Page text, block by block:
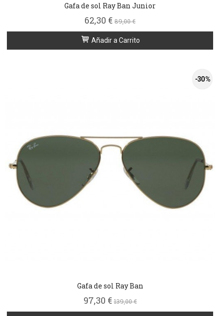
Gafa de sol Ray Ban Junior
62,30 € 89,00 €
Añadir a Carrito
-30 %
Gafa de sol Ray Ban
97,30 €139,00 €